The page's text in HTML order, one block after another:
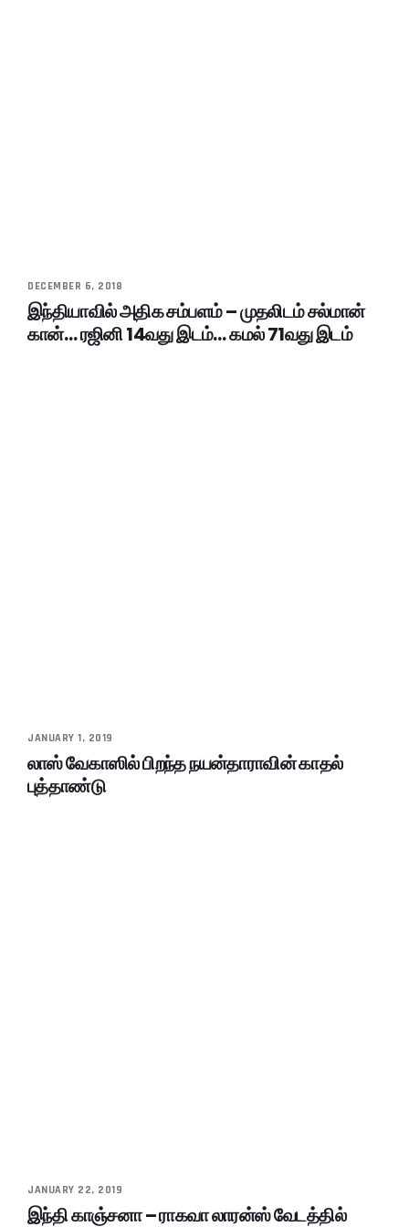
DECEMBER 6, 2018
இந்தியாவில் அதிக சம்பளம் – முதலிடம் சல்மான்
கான்… ரஜினி 14வது இடம்… கமல் 71வது இடம்
JANUARY 1, 2019
லாஸ் வேகாஸில் பிறந்த நயன்தாராவின் காதல்
புத்தாண்டு
JANUARY 22, 2019
இந்தி காஞ்சனா – ராகவா லாரன்ஸ் வேடத்தில்